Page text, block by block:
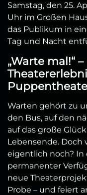
Samstag, den 25.
Uhr im Großen
das Publikum in
Tag und Nacht
„Warte mal!“
Warten gehört zu
den Bus, auf den
auf das große
Lebensende. Doch
eigentlich noch? In
permanenter
neue
Probe – und feiert